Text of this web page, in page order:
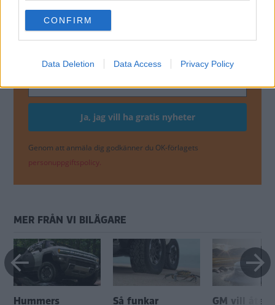
use your data for below specified purposes in below Google
consent section.
CONFIRM
Data Deletion Data Access Privacy Policy
MISSA INTE KOMMANDE ARTIKLAR OM
HUMMER
Genom att anmäla dig godkänner du OK-förlagets
personuppgiftspolicy.
MER FRÅN VI BILÄGARE
Hummers
Så funkar
GM vill